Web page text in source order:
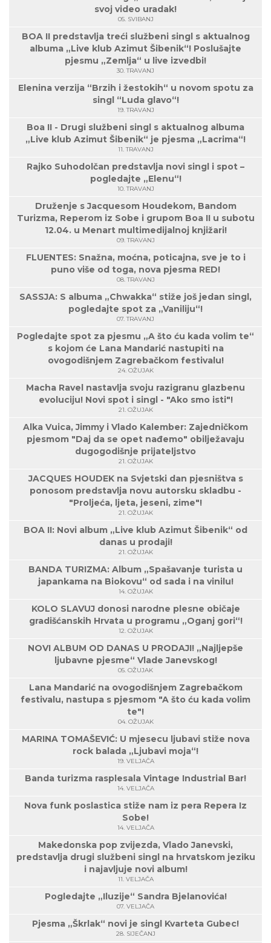
svoj video uradak!
05. SVIBANJ
BOA II predstavlja treći službeni singl s aktualnog
albuma „Live klub Azimut Šibenik“! Poslušajte
pjesmu „Zemlja“ u live izvedbi!
30. TRAVANJ
Elenina verzija “Brzih i žestokih“ u novom spotu za
singl “Luda glavo“!
19. TRAVANJ
Boa II - Drugi službeni singl s aktualnog albuma
„Live klub Azimut Šibenik“ je pjesma „Lacrima“!
11. TRAVANJ
Rajko Suhodolčan predstavlja novi singl i spot –
pogledajte „Elenu“!
10. TRAVANJ
Druženje s Jacquesom Houdekom, Bandom
Turizma, Reperom iz Sobe i grupom Boa II u subotu
12.04. u Menart multimedijalnoj knjižari!
09. TRAVANJ
FLUENTES: Snažna, moćna, poticajna, sve je to i
puno više od toga, nova pjesma RED!
08. TRAVANJ
SASSJA: S albuma „Chwakka“ stiže još jedan singl,
pogledajte spot za „Vaniliju“!
07. TRAVANJ
Pogledajte spot za pjesmu „A što ću kada volim te“
s kojom će Lana Mandarić nastupiti na
ovogodišnjem Zagrebačkom festivalu!
24. OŽUJAK
Macha Ravel nastavlja svoju razigranu glazbenu
evoluciju! Novi spot i singl - "Ako smo isti"!
21. OŽUJAK
Alka Vuica, Jimmy i Vlado Kalember: Zajedničkom
pjesmom "Daj da se opet nađemo" obilježavaju
dugogodišnje prijateljstvo
21. OŽUJAK
JACQUES HOUDEK na Svjetski dan pjesništva s
ponosom predstavlja novu autorsku skladbu -
"Proljeća, ljeta, jeseni, zime"!
21. OŽUJAK
BOA II: Novi album „Live klub Azimut Šibenik“ od
danas u prodaji!
21. OŽUJAK
BANDA TURIZMA: Album „Spašavanje turista u
japankama na Biokovu“ od sada i na vinilu!
14. OŽUJAK
KOLO SLAVUJ donosi narodne plesne običaje
gradišćanskih Hrvata u programu „Oganj gori“!
12. OŽUJAK
NOVI ALBUM OD DANAS U PRODAJI! „Najljepše
ljubavne pjesme“ Vlade Janevskog!
05. OŽUJAK
Lana Mandarić na ovogodišnjem Zagrebačkom
festivalu, nastupa s pjesmom "A što ću kada volim
te"!
04. OŽUJAK
MARINA TOMAŠEVIĆ: U mjesecu ljubavi stiže nova
rock balada „Ljubavi moja“!
19. VELJAČA
Banda turizma rasplesala Vintage Industrial Bar!
14. VELJAČA
Nova funk poslastica stiže nam iz pera Repera Iz
Sobe!
14. VELJAČA
Makedonska pop zvijezda, Vlado Janevski,
predstavlja drugi službeni singl na hrvatskom jeziku
i najavljuje novi album!
11. VELJAČA
Pogledajte „Iluzije“ Sandra Bjelanovića!
07. VELJAČA
Pjesma „Škrlak“ novi je singl Kvarteta Gubec!
28. SIJEČANJ